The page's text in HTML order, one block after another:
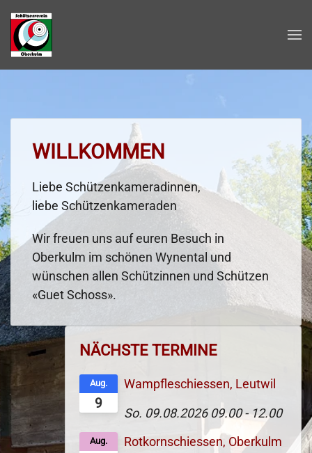
Zum Hauptinhalt springen
WILLKOMMEN
Liebe Schützenkameradinnen,
liebe Schützenkameraden
Wir freuen uns auf euren Besuch in
Oberkulm im schönen Wynental und
wünschen allen Schützinnen und Schützen
«Guet Schoss».
NÄCHSTE TERMINE
9
Aug.
Wampfleschiessen, Leutwil
So. 09.08.2026 09.00 -12.00
Aug.
Rotkornschiessen, Oberkulm